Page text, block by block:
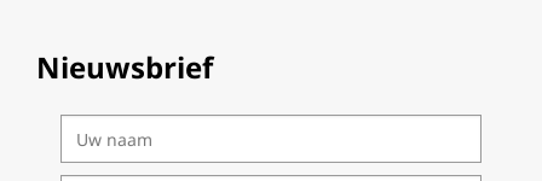
Nieuwsbrief